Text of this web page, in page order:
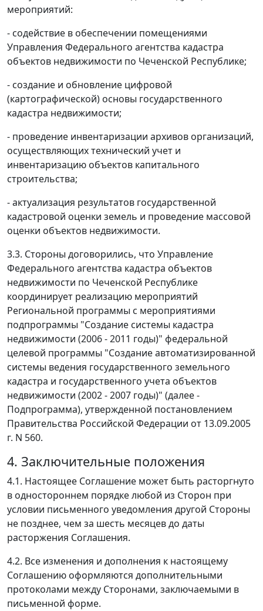
мероприятий:
- содействие в обеспечении помещениями
Управления Федерального агентства кадастра
объектов недвижимости по Чеченской Республике;
- создание и обновление цифровой
(картографической) основы государственного
кадастра недвижимости;
- проведение инвентаризации архивов организаций,
осуществляющих технический учет и
инвентаризацию объектов капитального
строительства;
- актуализация результатов государственной
кадастровой оценки земель и проведение массовой
оценки объектов недвижимости.
3.3. Стороны договорились, что Управление
Федерального агентства кадастра объектов
недвижимости по Чеченской Республике
координирует реализацию мероприятий
Региональной программы с мероприятиями
подпрограммы "Создание системы кадастра
недвижимости (2006 - 2011 годы)" федеральной
целевой программы "Создание автоматизированной
системы ведения государственного земельного
кадастра и государственного учета объектов
недвижимости (2002 - 2007 годы)" (далее -
Подпрограмма), утвержденной постановлением
Правительства Российской Федерации от 13.09.2005
г. N 560.
4. Заключительные положения
4.1. Настоящее Соглашение может быть расторгнуто
в одностороннем порядке любой из Сторон при
условии письменного уведомления другой Стороны
не позднее, чем за шесть месяцев до даты
расторжения Соглашения.
4.2. Все изменения и дополнения к настоящему
Соглашению оформляются дополнительными
протоколами между Сторонами, заключаемыми в
письменной форме.